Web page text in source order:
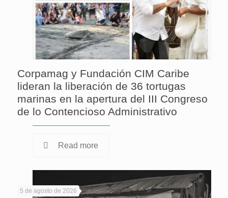
Corpamag y Fundación CIM Caribe
lideran la liberación de 36 tortugas
marinas en la apertura del III Congreso
de lo Contencioso Administrativo
Read more
5 de agosto de 2026